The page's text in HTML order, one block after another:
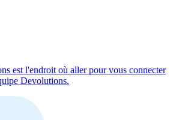
est l'endroit où aller pour vous connecter
Devolutions.